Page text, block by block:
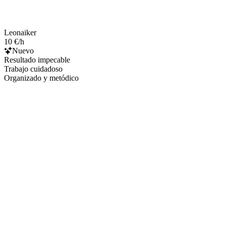
Leonaiker
10 €/h
Nuevo
Resultado impecable
Trabajo cuidadoso
Organizado y metódico